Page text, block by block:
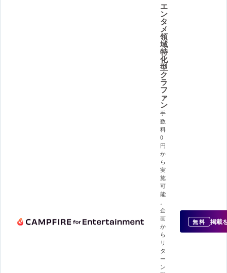
エ
ン
タ
メ
領
域
特
化
型
ク
ラ
フ
ァ
ン
手
数
料
0
円
か
ら
実
施
可
能
。
企
画
か
ら
リ
タ
ー
ン
無料 掲載